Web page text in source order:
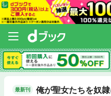
最新刊
俺が聖女たちを奴